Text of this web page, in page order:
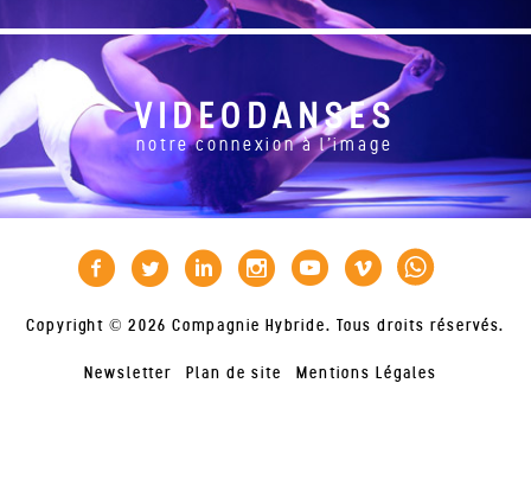
VIDEODANSES
notre connexion à l'image
Copyright © 2026 Compagnie Hybride. Tous droits réservés.
Newsletter Plan de site Mentions Légales